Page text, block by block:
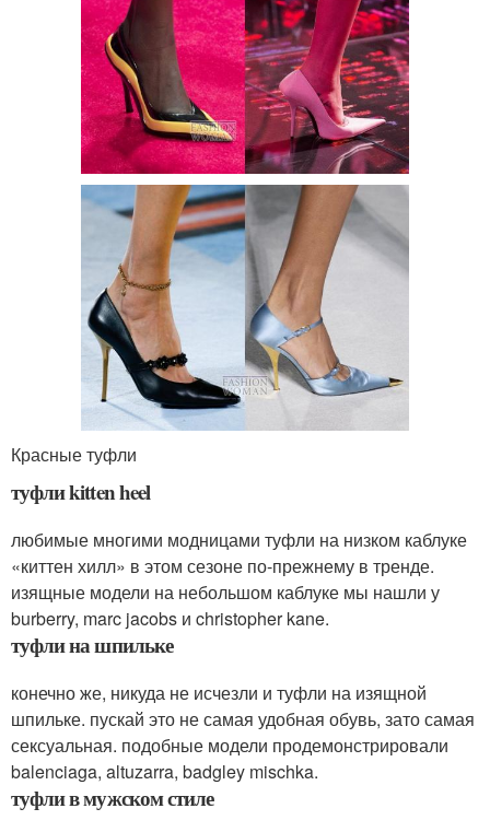
Красные туфли
туфли kitten heel
любимые многими модницами туфли на низком каблуке
«киттен хилл» в этом сезоне по-прежнему в тренде.
изящные модели на небольшом каблуке мы нашли у
burberry, marc jacobs и christopher kane.
туфли на шпильке
конечно же, никуда не исчезли и туфли на изящной
шпильке. пускай это не самая удобная обувь, зато самая
сексуальная. подобные модели продемонстрировали
balenciaga, altuzarra, badgley mischka.
туфли в мужском стиле